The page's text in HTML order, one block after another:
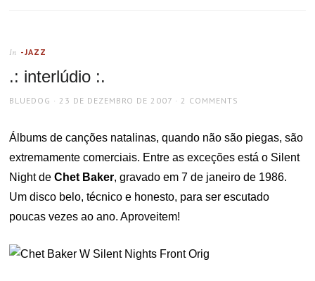
In -JAZZ
.: interlúdio :.
AUTHOR
BLUEDOG
POSTED
23 DE DEZEMBRO DE 2007 2 COMMENTS
Álbums de canções natalinas, quando não são piegas, são
extremamente comerciais. Entre as exceções está o Silent
Night deChet Baker, gravado em 7 de janeiro de 1986.
Um disco belo, técnico e honesto, para ser escutado
poucas vezes ao ano. Aproveitem!